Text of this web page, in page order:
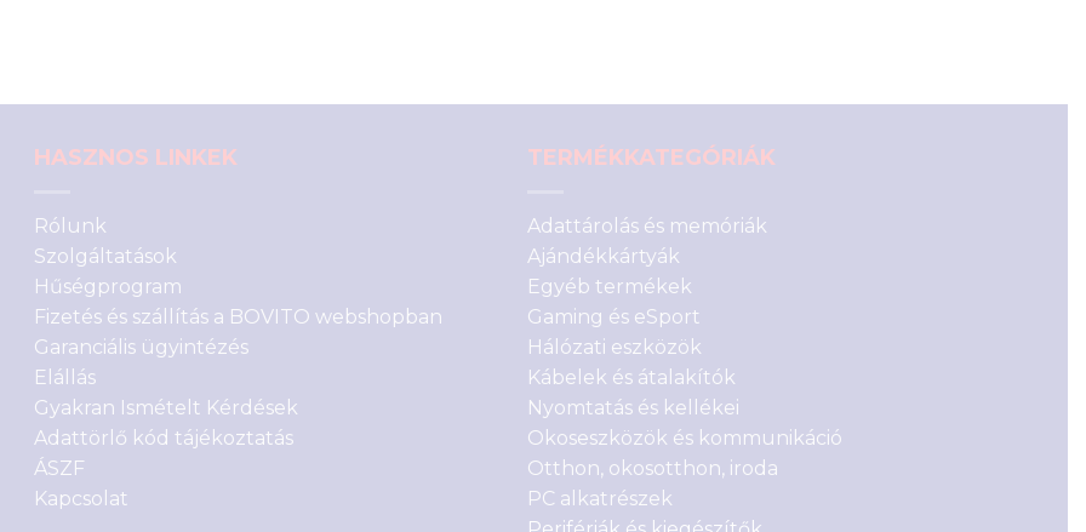
HASZNOS LINKEK
Rólunk
Szolgáltatások
Hűségprogram
Fizetés és szállítás a BOVITO webshopban
Garanciális ügyintézés
Elállás
Gyakran Ismételt Kérdések
Adattörlő kód tájékoztatás
ÁSZF
Kapcsolat
TERMÉKKATEGÓRIÁK
Adattárolás és memóriák
Ajándékkártyák
Egyéb termékek
Gaming és eSport
Hálózati eszközök
Kábelek és átalakítók
Nyomtatás és kellékei
Okoseszközök és kommunikáció
Otthon, okosotthon, iroda
PC alkatrészek